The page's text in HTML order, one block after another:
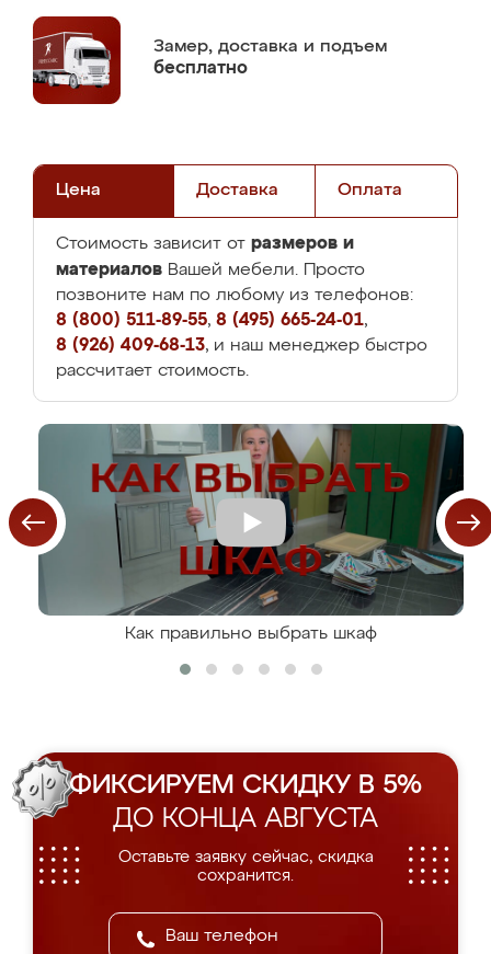
Замер, доставка и подъем
бесплатно
Цена Доставка Оплата
Стоимость зависит от размеров и
материалов Вашей мебели. Просто
позвоните нам по любому из телефонов:
8 (800) 511-89-55, 8 (495) 665-24-01,
8 (926) 409-68-13, и наш менеджер быстро
рассчитает стоимость.
Как правильно выбрать шкаф
ФИКСИРУЕМ СКИДКУ В 5%
ДО КОНЦА АВГУСТА
Оставьте заявку сейчас, скидка
сохранится.